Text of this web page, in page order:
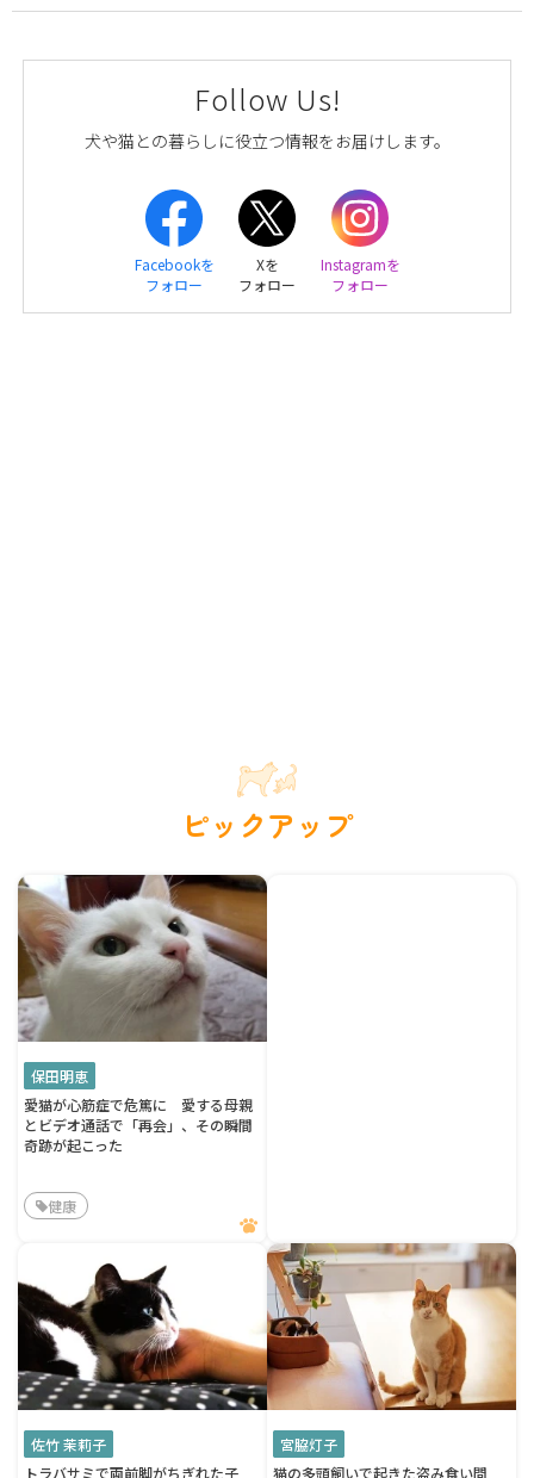
Follow Us!
犬や猫との暮らしに役立つ情報をお届けします。
Facebookを
フォロー
Xを
フォロー
Instagramを
フォロー
ピックアップ
保田明恵
愛猫が心筋症で危篤に 愛する母親
とビデオ通話で「再会」、その瞬間
奇跡が起こった
健康
佐竹 茉莉子
トラバサミで両前脚がちぎれた子
宮脇灯子
猫の多頭飼いで起きた盗み食い問